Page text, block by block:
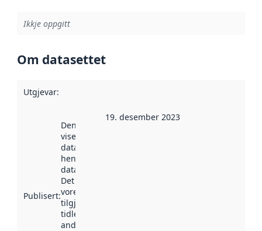
Ikkje oppgitt
Om datasettet
Utgjevar:
Publisert:
Denne datoen
viser når
datasettet vart
henta inn av
data.norge.no.
Det kan ha
vore
tilgjengeleg
tidlegare
andre stader.
19. desember 2023